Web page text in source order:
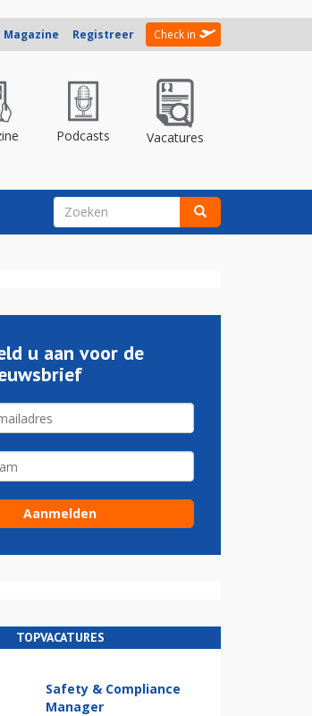
Registreer Check in
Podcasts Vacatures
ZOEKVELD
u aan voor de
TOPVACATURES
Safety & Compliance
Manager